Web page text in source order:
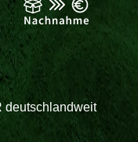
deutschlandweit